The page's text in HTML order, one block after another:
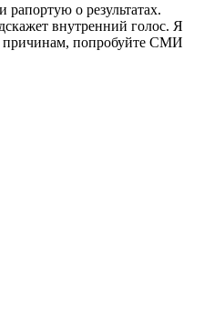
о результатах.
внутренний голос. Я
причинам, попробуйте СМИ